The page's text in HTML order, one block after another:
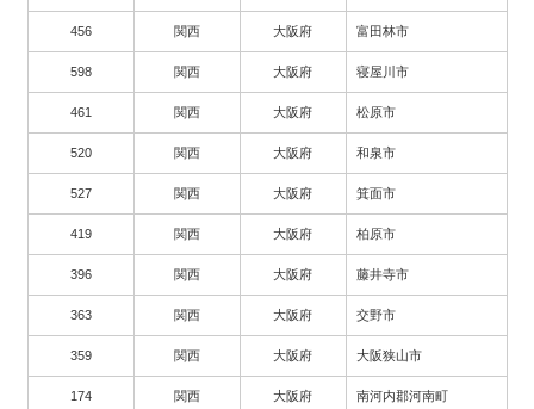
456 関西 大阪府 富田林市
598 関西 大阪府 寝屋川市
461 関西 大阪府 松原市
520 関西 大阪府 和泉市
527 関西 大阪府 箕面市
419 関西 大阪府 柏原市
396 関西 大阪府 藤井寺市
363 関西 大阪府 交野市
359 関西 大阪府 大阪狭山市
174 関西 大阪府 南河内郡河南町